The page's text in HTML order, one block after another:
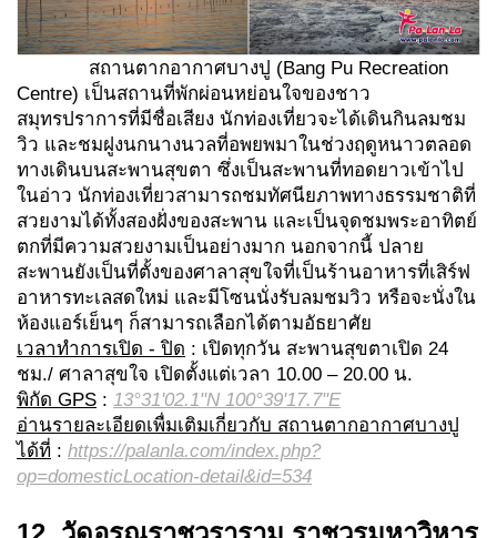
สถานตากอากาศบางปู (Bang Pu Recreation
Centre) เป็นสถานที่พักผ่อนหย่อนใจของชาว
สมุทรปราการที่มีชื่อเสียง นักท่องเที่ยวจะได้เดินกินลมชม
วิว และชมฝูงนกนางนวลที่อพยพมาในช่วงฤดูหนาวตลอด
ทางเดินบนสะพานสุขตา ซึ่งเป็นสะพานที่ทอดยาวเข้าไป
ในอ่าว นักท่องเที่ยวสามารถชมทัศนียภาพทางธรรมชาติที่
สวยงามได้ทั้งสองฝั่งของสะพาน และเป็นจุดชมพระอาทิตย์
ตกที่มีความสวยงามเป็นอย่างมาก นอกจากนี้ ปลาย
สะพานยังเป็นที่ตั้งของศาลาสุขใจที่เป็นร้านอาหารที่เสิร์ฟ
อาหารทะเลสดใหม่ และมีโซนนั่งรับลมชมวิว หรือจะนั่งใน
ห้องแอร์เย็นๆ ก็สามารถเลือกได้ตามอัธยาศัย
เวลาทำการเปิด - ปิด : เปิดทุกวัน สะพานสุขตาเปิด 24
ชม./ ศาลาสุขใจ เปิดตั้งแต่เวลา 10.00 – 20.00 น.
พิกัด GPS : 13°31'02.1"N 100°39'17.7"E
อ่านรายละเอียดเพื่มเติมเกี่ยวกับ สถานตากอากาศบางปู
ได้ที่ : https://palanla.com/index.php?
op=domesticLocation-detail&id=534